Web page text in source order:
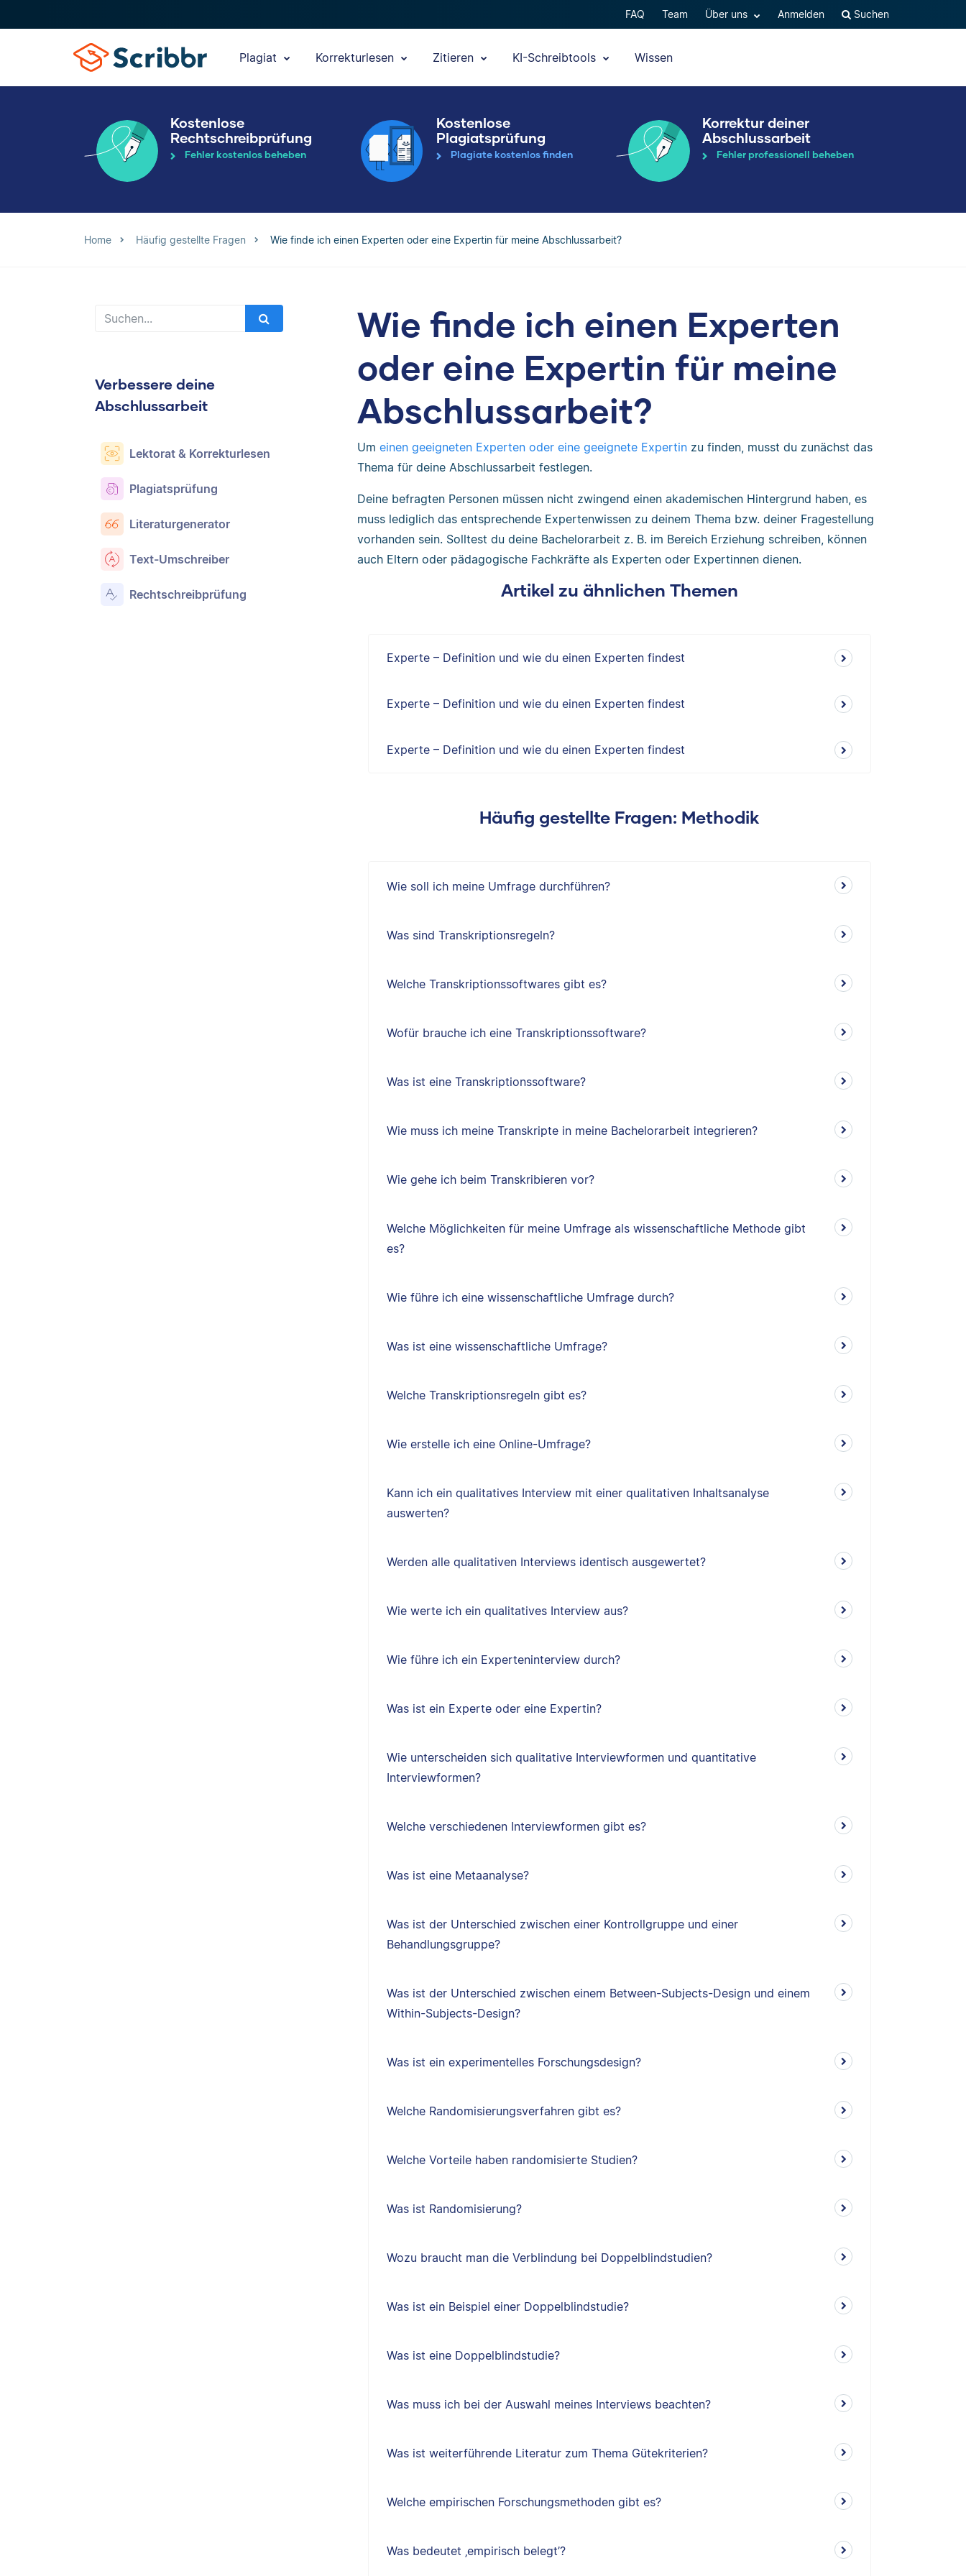
FAQ Team Über uns Anmelden Suchen
Plagiat Korrekturlesen Zitieren KI-Schreibtools Wissen
Kostenlose
Rechtschreibprüfung
Fehler kostenlos beheben
Kostenlose
Plagiatsprüfung
Plagiate kostenlos finden
Korrektur deiner
Abschlussarbeit
Fehler professionell beheben
Home Häufig gestellte Fragen Wie finde ich einen Experten oder eine Expertin für meine Abschlussarbeit?
Verbessere deine
Abschlussarbeit
Lektorat & Korrekturlesen
Plagiatsprüfung
Literaturgenerator
Text-Umschreiber
Rechtschreibprüfung
Wie finde ich einen Experten
oder eine Expertin für meine
Abschlussarbeit?
Um einen geeigneten Experten oder eine geeignete Expertinzu finden, musst du zunächst das
Thema für deine Abschlussarbeit festlegen.
Deine befragten Personen müssen nicht zwingend einen akademischen Hintergrund haben, es
muss lediglich das entsprechende Expertenwissen zu deinem Thema bzw. deiner Fragestellung
vorhanden sein. Solltest du deine Bachelorarbeit z. B. im Bereich Erziehung schreiben, können
auch Eltern oder pädagogische Fachkräfte als Experten oder Expertinnen dienen.
Artikel zu ähnlichen Themen
Experte – Definition und wie du einen Experten findest
Experte – Definition und wie du einen Experten findest
Experte – Definition und wie du einen Experten findest
Häufig gestellte Fragen: Methodik
Wie soll ich meine Umfrage durchführen?
Was sind Transkriptionsregeln?
Welche Transkriptionssoftwares gibt es?
Wofür brauche ich eine Transkriptionssoftware?
Was ist eine Transkriptionssoftware?
Wie muss ich meine Transkripte in meine Bachelorarbeit integrieren?
Wie gehe ich beim Transkribieren vor?
Welche Möglichkeiten für meine Umfrage als wissenschaftliche Methode gibt
es?
Wie führe ich eine wissenschaftliche Umfrage durch?
Was ist eine wissenschaftliche Umfrage?
Welche Transkriptionsregeln gibt es?
Wie erstelle ich eine Online-Umfrage?
Kann ich ein qualitatives Interview mit einer qualitativen Inhaltsanalyse
auswerten?
Werden alle qualitativen Interviews identisch ausgewertet?
Wie werte ich ein qualitatives Interview aus?
Wie führe ich ein Experteninterview durch?
Was ist ein Experte oder eine Expertin?
Wie unterscheiden sich qualitative Interviewformen und quantitative
Interviewformen?
Welche verschiedenen Interviewformen gibt es?
Was ist eine Metaanalyse?
Was ist der Unterschied zwischen einer Kontrollgruppe und einer
Behandlungsgruppe?
Was ist der Unterschied zwischen einem Between-Subjects-Design und einem
Within-Subjects-Design?
Was ist ein experimentelles Forschungsdesign?
Welche Randomisierungsverfahren gibt es?
Welche Vorteile haben randomisierte Studien?
Was ist Randomisierung?
Wozu braucht man die Verblindung bei Doppelblindstudien?
Was ist ein Beispiel einer Doppelblindstudie?
Was ist eine Doppelblindstudie?
Was muss ich bei der Auswahl meines Interviews beachten?
Was ist weiterführende Literatur zum Thema Gütekriterien?
Welche empirischen Forschungsmethoden gibt es?
Was bedeutet ‚empirisch belegt’?